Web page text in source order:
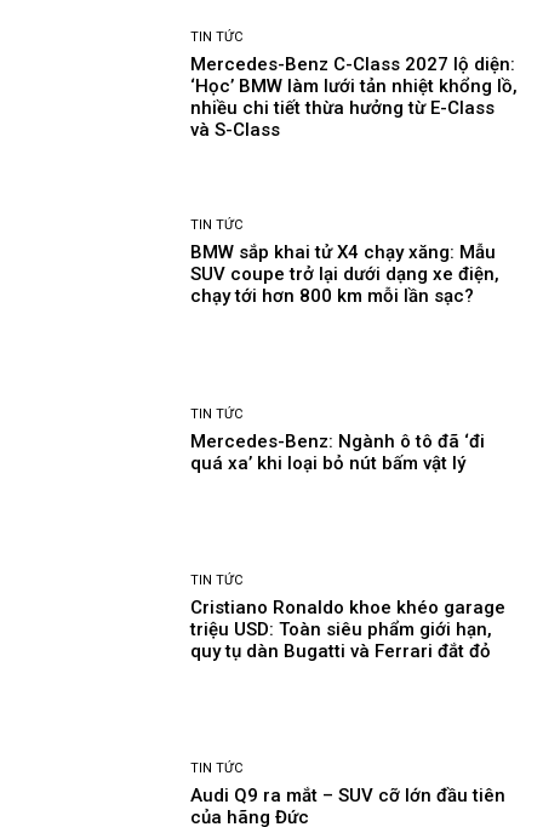
TIN TỨC
Mercedes-Benz C-Class 2027 lộ diện:
‘Học’ BMW làm lưới tản nhiệt khổng lồ,
nhiều chi tiết thừa hưởng từ E-Class
và S-Class
TIN TỨC
BMW sắp khai tử X4 chạy xăng: Mẫu
SUV coupe trở lại dưới dạng xe điện,
chạy tới hơn 800 km mỗi lần sạc?
TIN TỨC
Mercedes-Benz: Ngành ô tô đã ‘đi
quá xa’ khi loại bỏ nút bấm vật lý
TIN TỨC
Cristiano Ronaldo khoe khéo garage
triệu USD: Toàn siêu phẩm giới hạn,
quy tụ dàn Bugatti và Ferrari đắt đỏ
TIN TỨC
Audi Q9 ra mắt – SUV cỡ lớn đầu tiên
của hãng Đức